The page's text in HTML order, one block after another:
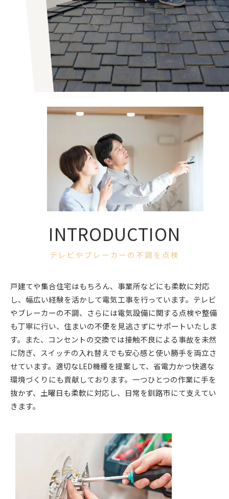
INTRODUCTION
テレビやブレーカーの不調を点検
戸建てや集合住宅はもちろん、事業所などにも柔軟に対応
し、幅広い経験を活かして電気工事を行っています。テレビ
やブレーカーの不調、さらには電気設備に関する点検や整備
も丁寧に行い、住まいの不便を見逃さずにサポートいたしま
す。また、コンセントの交換では接触不良による事故を未然
に防ぎ、スイッチの入れ替えでも安心感と使い勝手を両立さ
せています。適切なLED機種を提案して、省電力かつ快適な
環境づくりにも貢献しております。一つひとつの作業に手を
抜かず、土曜日も柔軟に対応し、日常を釧路市にて支えてい
きます。